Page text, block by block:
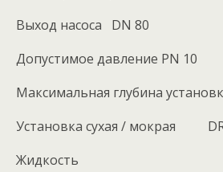
Выход насоса DN 80
Допустимое давление PN 10
Максимальная глубина
Установка сухая / мокрая
Жидкость